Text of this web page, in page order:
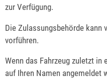
zur Verfügung.
Die Zulassungsbehörde kann
vorführen.
Wenn das Fahrzeug zuletzt in
auf Ihren Namen angemeldet